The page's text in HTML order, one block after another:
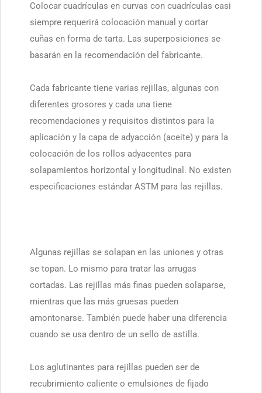
Colocar cuadrículas en curvas con cuadrículas casi
siempre requerirá colocación manual y cortar
cuñas en forma de tarta. Las superposiciones se
basarán en la recomendación del fabricante.
Cada fabricante tiene varias rejillas, algunas con
diferentes grosores y cada una tiene
recomendaciones y requisitos distintos para la
aplicación y la capa de adyacción (aceite) y para la
colocación de los rollos adyacentes para
solapamientos horizontal y longitudinal. No existen
especificaciones estándar ASTM para las rejillas.
Algunas rejillas se solapan en las uniones y otras
se topan. Lo mismo para tratar las arrugas
cortadas. Las rejillas más finas pueden solaparse,
mientras que las más gruesas pueden
amontonarse. También puede haber una diferencia
cuando se usa dentro de un sello de astilla.
Los aglutinantes para rejillas pueden ser de
recubrimiento caliente o emulsiones de fijado